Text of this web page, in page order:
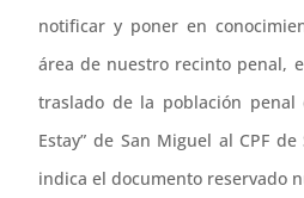
notificar y poner en
área de nuestro recinto penal,
traslado de la población penal
Estay” de San Miguel al CPF de
indica el documento reservado